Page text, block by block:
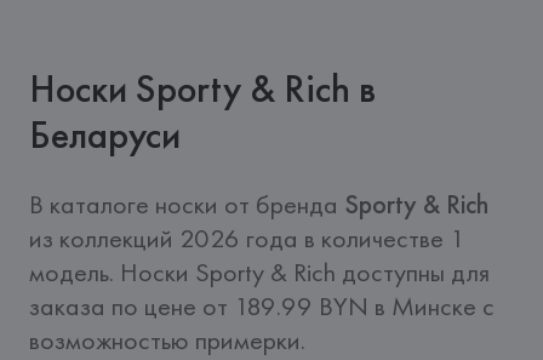
Носки Sporty & Rich в
Беларуси
В каталоге носки от бренда Sporty & Rich
из коллекций 2026 года в количестве 1
модель. Носки Sporty & Rich доступны для
заказа по цене от 189.99 BYN в Минске с
возможностью примерки.